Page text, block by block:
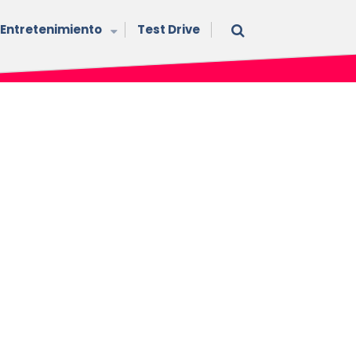
Entretenimiento Test Drive